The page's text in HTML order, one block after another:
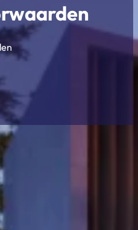
en
algemene
wordt in deze algemene
onder nummer